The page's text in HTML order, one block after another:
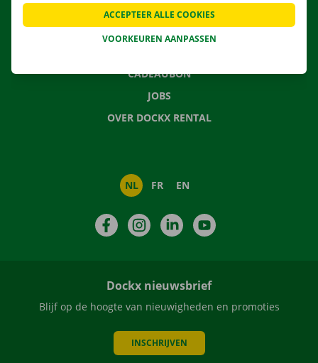
CONTACTEER ONS
VEELGESTELDE VRAGEN
CADEAUBON
JOBS
OVER DOCKX RENTAL
NL FR EN
FacebookInstagramLinkedIn
Dockx nieuwsbrief
Blijf op de hoogte van nieuwigheden en promoties
INSCHRIJVEN
VOORKEUREN AANPASSEN
ACCEPTEER ALLE COOKIES